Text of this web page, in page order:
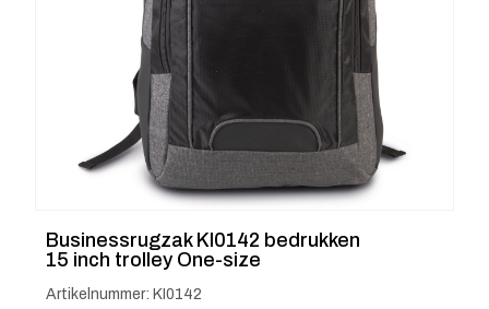
Businessrugzak KI0142 bedrukken
15 inch trolley One-size
Artikelnummer: KI0142